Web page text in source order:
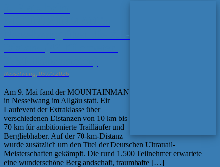
Nesselwang über die XL-
Nesselwang, 09.05.2026
Am 9. Mai fand der MOUNTAINMAN
in Nesselwang im Allgäu statt. Ein
Laufevent der Extraklasse über
verschiedenen Distanzen von 10 km bis
70 km für ambitionierte Trailläufer und
Bergliebhaber. Auf der 70-km-Distanz
wurde zusätzlich um den Titel der Deutschen Ultratrail-
Meisterschaften gekämpft. Die rund 1.500 Teilnehmer erwartete
eine wunderschöne Berglandschaft, traumhafte […]